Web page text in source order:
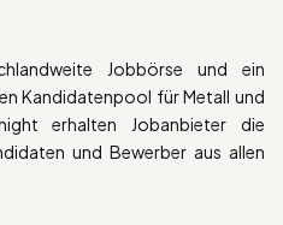
Jobbörse und ein
Kandidatenpool für Metall und
erhalten Jobanbieter die
und Bewerber aus allen